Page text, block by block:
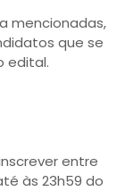
mencionadas,
que se
edital.
entre
às 23h59 do